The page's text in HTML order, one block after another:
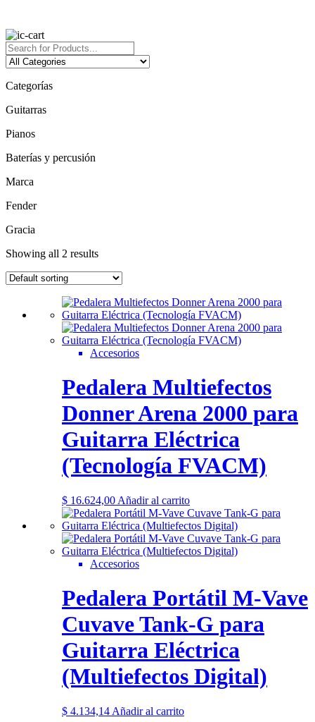
Categorías
Guitarras
Pianos
Baterías y percusión
Marca
Fender
Gracia
Showing all 2 results
Accesorios
Pedalera Multiefectos
Donner Arena 2000 para
Guitarra Eléctrica
(Tecnología FVACM)
$ 16.624,00 Añadir al carrito
Accesorios
Pedalera Portátil M-Vave
Cuvave Tank-G para
Guitarra Eléctrica
(Multiefectos Digital)
$ 4.134,14 Añadir al carrito